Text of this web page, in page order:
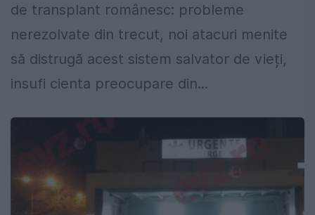
de transplant românesc: probleme
nerezolvate din trecut, noi atacuri menite
să distrugă acest sistem salvator de vieți,
insufi cienta preocupare din...